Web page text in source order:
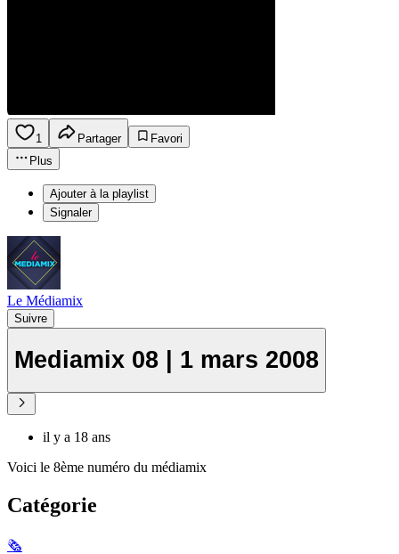
1 Partager
Favori
Plus
Ajouter à la playlist
Signaler
Le Médiamix
Suivre
Mediamix 08 | 1 mars 2008
il y a 18 ans
Voici le 8ème numéro du médiamix
Catégorie
🗞